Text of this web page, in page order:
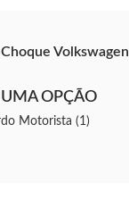
Volkswagen
OPÇÃO
Motorista (1)